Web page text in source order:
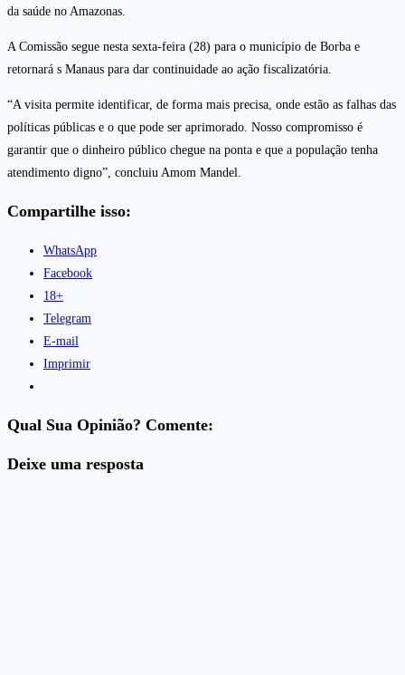
da saúde no Amazonas.
A Comissão segue nesta sexta-feira (28) para o município de Borba e
retornará s Manaus para dar continuidade ao ação fiscalizatória.
“A visita permite identificar, de forma mais precisa, onde estão as falhas das
políticas públicas e o que pode ser aprimorado. Nosso compromisso é
garantir que o dinheiro público chegue na ponta e que a população tenha
atendimento digno”, concluiu Amom Mandel.
Compartilhe isso:
WhatsApp
Facebook
18+
Telegram
E-mail
Imprimir
Qual Sua Opinião? Comente:
Deixe uma resposta